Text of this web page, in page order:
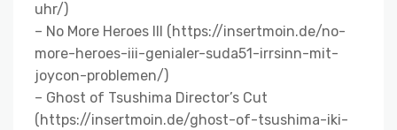
uhr/)
– No More Heroes III (https://insertmoin.de/no-
more-heroes-iii-genialer-suda51-irrsinn-mit-
joycon-problemen/)
– Ghost of Tsushima Director’s Cut
(https://insertmoin.de/ghost-of-tsushima-iki-